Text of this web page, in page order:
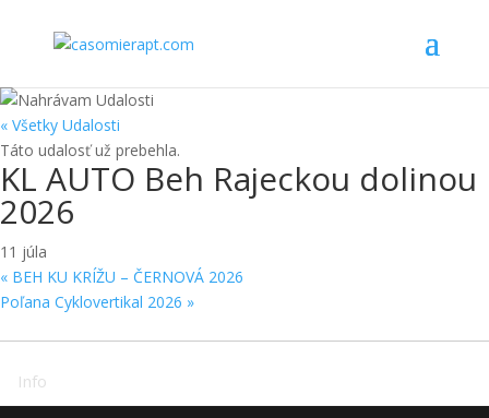
« Všetky Udalosti
Táto udalosť už prebehla.
KL AUTO Beh Rajeckou dolinou
2026
11 júla
« BEH KU KRÍŽU – ČERNOVÁ 2026
Poľana Cyklovertikal 2026 »
Info